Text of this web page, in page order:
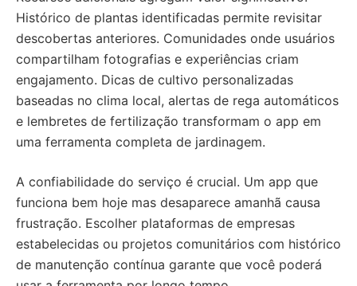
Histórico de plantas identificadas permite revisitar
descobertas anteriores. Comunidades onde usuários
compartilham fotografias e experiências criam
engajamento. Dicas de cultivo personalizadas
baseadas no clima local, alertas de rega automáticos
e lembretes de fertilização transformam o app em
uma ferramenta completa de jardinagem.
A confiabilidade do serviço é crucial. Um app que
funciona bem hoje mas desaparece amanhã causa
frustração. Escolher plataformas de empresas
estabelecidas ou projetos comunitários com histórico
de manutenção contínua garante que você poderá